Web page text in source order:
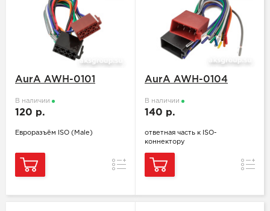
AurA AWH-0101
В наличии
120 р.
Евроразъём ISO (Male)
Сравнение
AurA AWH-0104
В наличии
140 р.
ответная часть к ISO-
коннектору